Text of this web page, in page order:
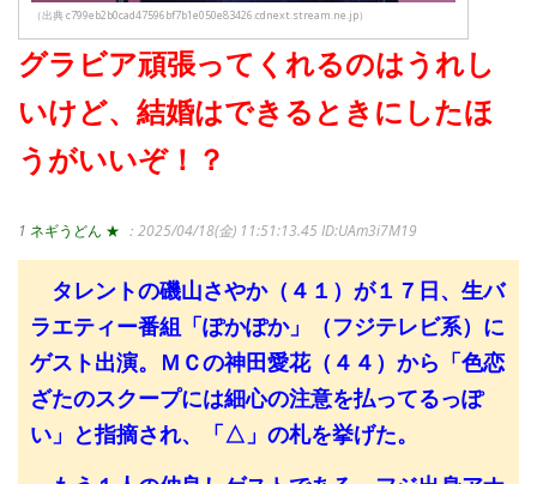
（出典 c799eb2b0cad47596bf7b1e050e83426.cdnext.stream.ne.jp）
グラビア頑張ってくれるのはうれし
いけど、結婚はできるときにしたほ
うがいいぞ！？
1 ネギうどん ★ ：2025/04/18(金) 11:51:13.45ID:UAm3i7M19
タレントの磯山さやか（４１）が１７日、生バ
ラエティー番組「ぽかぽか」（フジテレビ系）に
ゲスト出演。ＭＣの神田愛花（４４）から「色恋
ざたのスクープには細心の注意を払ってるっぽ
い」と指摘され、「△」の札を挙げた。